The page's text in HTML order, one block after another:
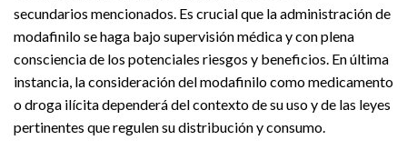
secundarios mencionados. Es crucial que la administración de
modafinilo se haga bajo supervisión médica y con plena
consciencia de los potenciales riesgos y beneficios. En última
instancia, la consideración del modafinilo como medicamento
o droga ilícita dependerá del contexto de su uso y de las leyes
pertinentes que regulen su distribución y consumo.